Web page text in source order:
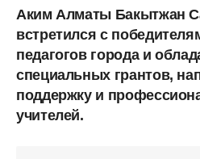
Аким Алматы Бакытжан
встретился с
педагогов города и
специальных грантов,
поддержку и
учителей.